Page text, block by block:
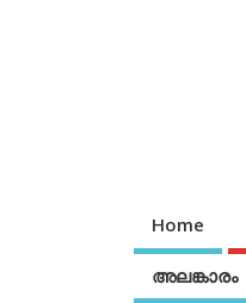
Home
അലങ്കാരം